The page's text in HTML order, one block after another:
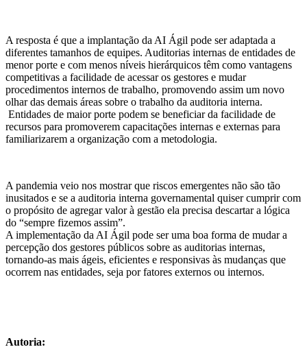
A resposta é que a implantação da AI Ágil pode ser adaptada a
diferentes tamanhos de equipes. Auditorias internas de entidades de
menor porte e com menos níveis hierárquicos têm como vantagens
competitivas a facilidade de acessar os gestores e mudar
procedimentos internos de trabalho, promovendo assim um novo
olhar das demais áreas sobre o trabalho da auditoria interna.
Entidades de maior porte podem se beneficiar da facilidade de
recursos para promoverem capacitações internas e externas para
familiarizarem a organização com a metodologia.
A pandemia veio nos mostrar que riscos emergentes não são tão
inusitados e se a auditoria interna governamental quiser cumprir com
o propósito de agregar valor à gestão ela precisa descartar a lógica
do “sempre fizemos assim”.
A implementação da AI Ágil pode ser uma boa forma de mudar a
percepção dos gestores públicos sobre as auditorias internas,
tornando-as mais ágeis, eficientes e responsivas às mudanças que
ocorrem nas entidades, seja por fatores externos ou internos.
Autoria: